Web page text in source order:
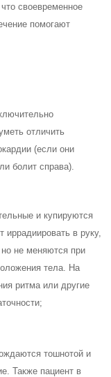
своевременное
помогают
отличить
(если они
болит справа).
и купируются
иррадиировать в руку,
не меняются при
тела. На
ритма или другие
тошнотой и
Также пациент в